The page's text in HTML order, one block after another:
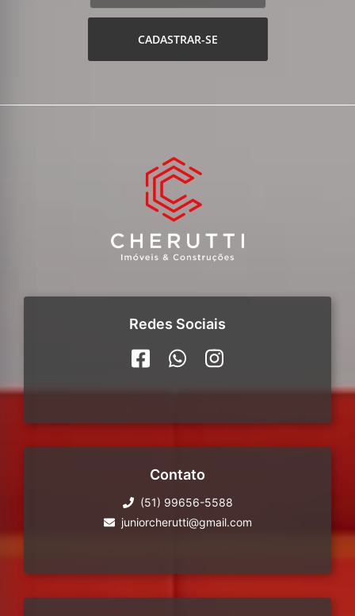
CADASTRAR-SE
Redes Sociais
Contato
(51) 99656-5588
juniorcherutti@gmail.com